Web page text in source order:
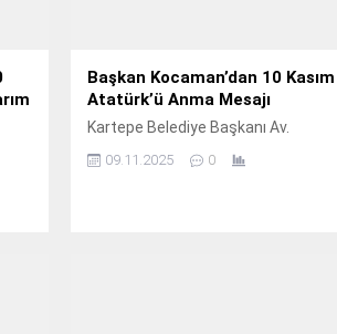
Başkan Kocaman’dan 10 Kasım
Atatürk’ü Anma Mesajı
Kartepe Belediye Başkanı Av.
09.11.2025 0